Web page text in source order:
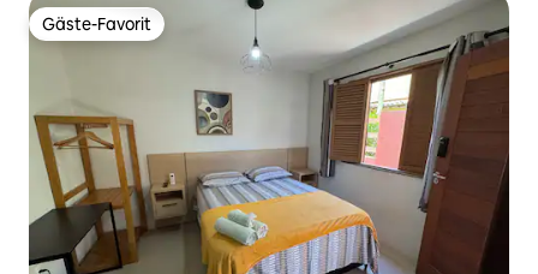
Gäste-Favorit
Gäste-Favorit